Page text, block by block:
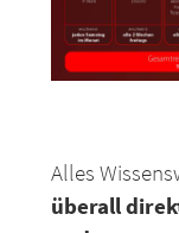
Alles
überall